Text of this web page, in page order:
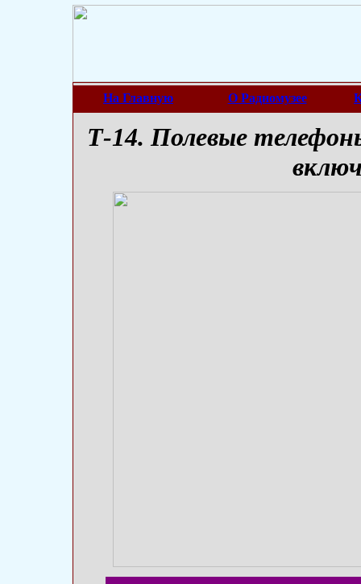
На Главную О Радиомузее
Т-14. Полевые